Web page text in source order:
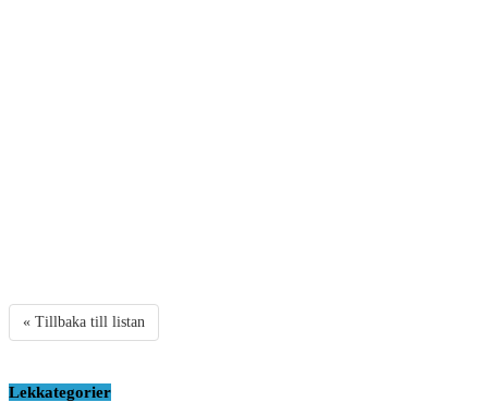
« Tillbaka till listan
Lekkategorier